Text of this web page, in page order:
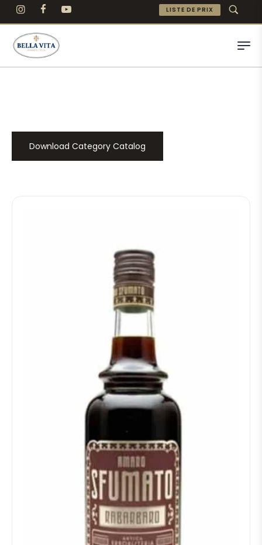
LISTE DE PRIX
Download Category Catalog